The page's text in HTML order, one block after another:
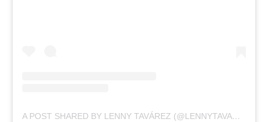
A POST SHARED BY LENNY TAVÁREZ (@LENNYTAVAREZ)